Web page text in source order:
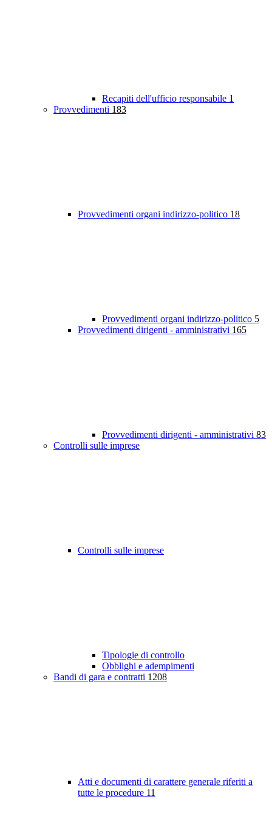
Recapiti dell'ufficio responsabile 1
Provvedimenti 183
Provvedimenti organi indirizzo-politico 18
Provvedimenti organi indirizzo-politico 5
Provvedimenti dirigenti - amministrativi 165
Provvedimenti dirigenti - amministrativi 83
Controlli sulle imprese
Controlli sulle imprese
Tipologie di controllo
Obblighi e adempimenti
Bandi di gara e contratti 1208
Atti e documenti di carattere generale riferiti a
tutte le procedure 11